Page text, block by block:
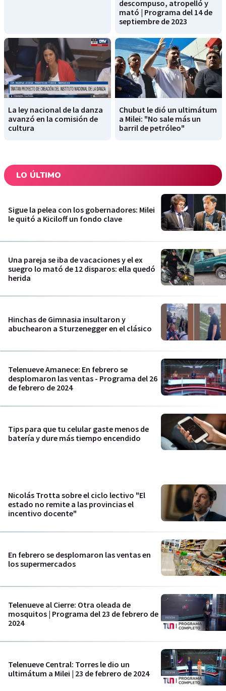
descompuso, atropelló y
mató | Programa del 14 de
septiembre de 2023
La ley nacional de la danza
avanzó en la comisión de
cultura
Chubut le dió un ultimátum
a Milei: "No sale más un
barril de petróleo"
LO ÚLTIMO
Sigue la pelea con los gobernadores: Milei
le quitó a Kiciloff un fondo clave
Una pareja se iba de vacaciones y el ex
suegro lo mató de 12 disparos: ella quedó
herida
Hinchas de Gimnasia insultaron y
abuchearon a Sturzenegger en el clásico
Telenueve Amanece: En febrero se
desplomaron las ventas - Programa del 26
de febrero de 2024
Tips para que tu celular gaste menos de
batería y dure más tiempo encendido
Nicolás Trotta sobre el ciclo lectivo "El
estado no remite a las provincias el
incentivo docente"
En febrero se desplomaron las ventas en
los supermercados
Telenueve al Cierre: Otra oleada de
mosquitos | Programa del 23 de febrero de
2024
Telenueve Central: Torres le dio un
ultimátum a Milei | 23 de febrero de 2024